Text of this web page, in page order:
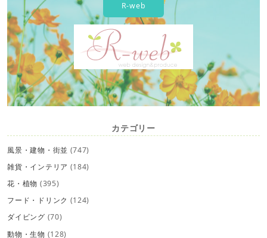
R-web
カテゴリー
風景・建物・街並 (747)
雑貨・インテリア (184)
花・植物 (395)
フード・ドリンク (124)
ダイビング (70)
動物・生物 (128)